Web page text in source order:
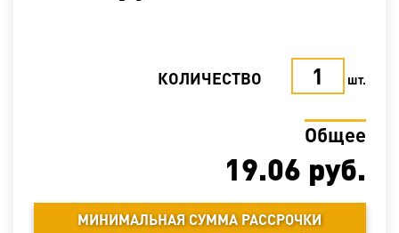
КОЛИЧЕСТВО шт.
Общее
19.06 руб.
МИНИМАЛЬНАЯ СУММА РАССРОЧКИ